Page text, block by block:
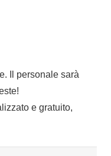
Il personale sarà
e gratuito,